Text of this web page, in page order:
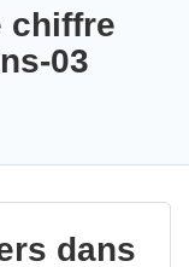
chiffre
03
dans